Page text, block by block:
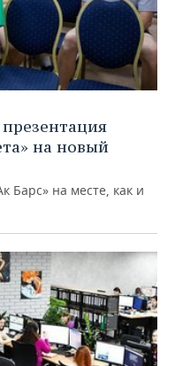
на новый
Барс» на месте, как и